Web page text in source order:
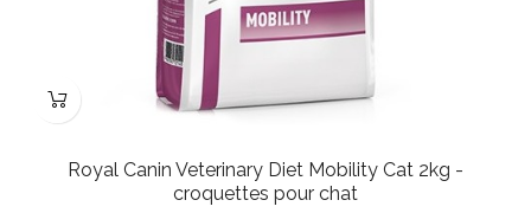
Royal Canin Veterinary Diet Mobility Cat 2kg -
croquettes pour chat